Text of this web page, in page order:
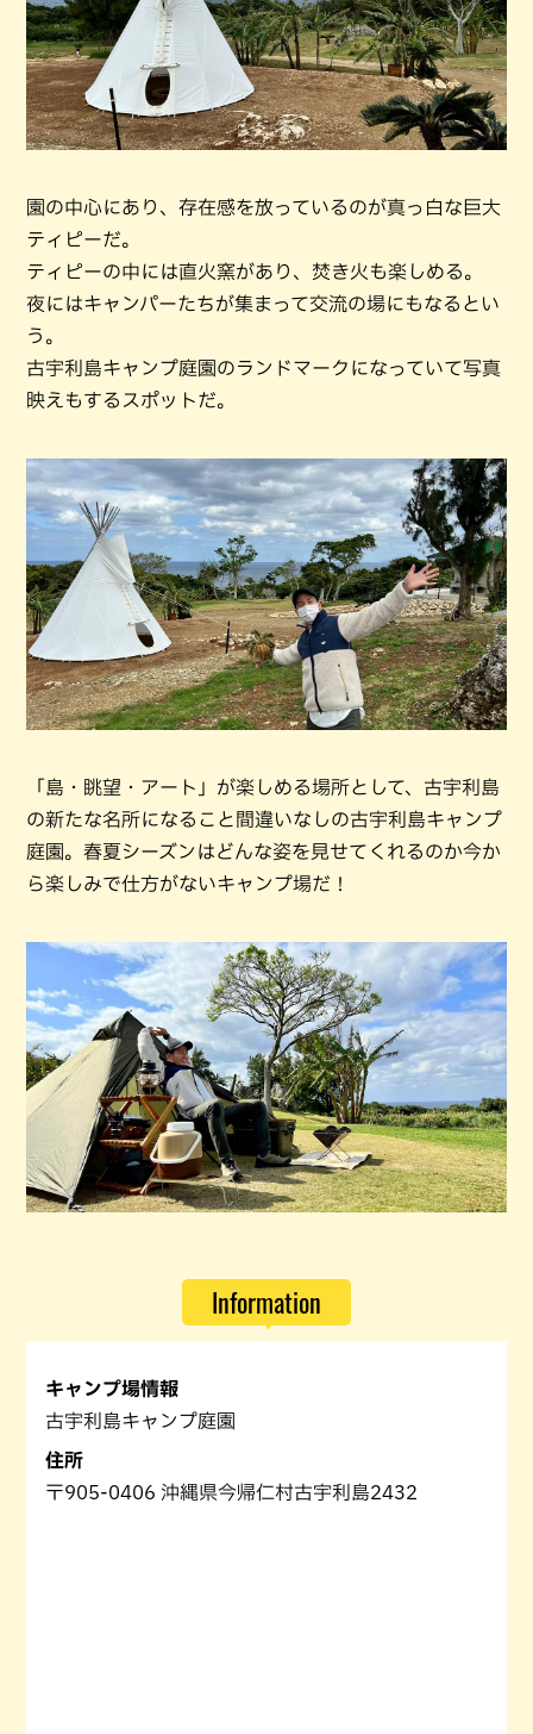
園の中心にあり、存在感を放っているのが真っ白な巨大
ティピーだ。
ティピーの中には直火窯があり、焚き火も楽しめる。
夜にはキャンパーたちが集まって交流の場にもなるとい
う。
古宇利島キャンプ庭園のランドマークになっていて写真
映えもするスポットだ。
「島・眺望・アート」が楽しめる場所として、古宇利島
の新たな名所になること間違いなしの古宇利島キャンプ
庭園。春夏シーズンはどんな姿を見せてくれるのか今か
ら楽しみで仕方がないキャンプ場だ！
Information
キャンプ場情報
古宇利島キャンプ庭園
住所
〒905-0406 沖縄県今帰仁村古宇利島2432